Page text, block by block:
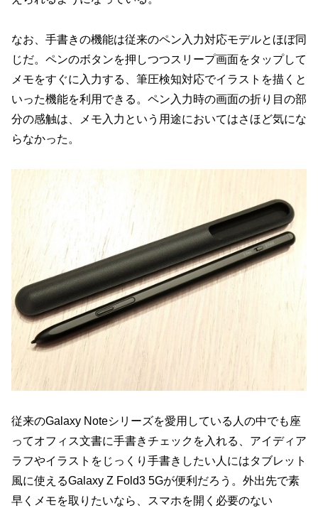
なお、手書きの機能は従来のペン入力対応モデルとほぼ同
じだ。ペンのボタンを押しつつスリープ画面をタップして
メモをすぐに入力する、筆圧検知対応でイラストを描くと
いった機能を利用できる。ペン入力時の画面の折り目の部
分の感触は、メモ入力という用途においてはさほど気にな
らなかった。
従来のGalaxy Noteシリーズを愛用している人の中でも座
ってオフィス文書に手書きチェックを入れる、アイディア
ラフやイラストをじっくり手書きしたい人にはタブレット
風に使えるGalaxy Z Fold3 5Gが便利だろう。外出先で素
早くメモを取りたいなら、スマホを開く必要のない